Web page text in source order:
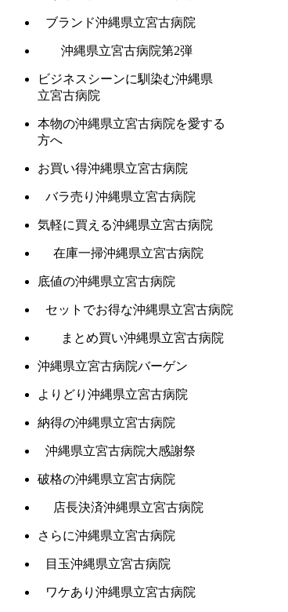
ブランド沖縄県立宮古病院
沖縄県立宮古病院第2弾
ビジネスシーンに馴染む沖縄県
立宮古病院
本物の沖縄県立宮古病院を愛する
方へ
お買い得沖縄県立宮古病院
バラ売り沖縄県立宮古病院
気軽に買える沖縄県立宮古病院
在庫一掃沖縄県立宮古病院
底値の沖縄県立宮古病院
セットでお得な沖縄県立宮古病院
まとめ買い沖縄県立宮古病院
沖縄県立宮古病院バーゲン
よりどり沖縄県立宮古病院
納得の沖縄県立宮古病院
沖縄県立宮古病院大感謝祭
破格の沖縄県立宮古病院
店長決済沖縄県立宮古病院
さらに沖縄県立宮古病院
目玉沖縄県立宮古病院
ワケあり沖縄県立宮古病院